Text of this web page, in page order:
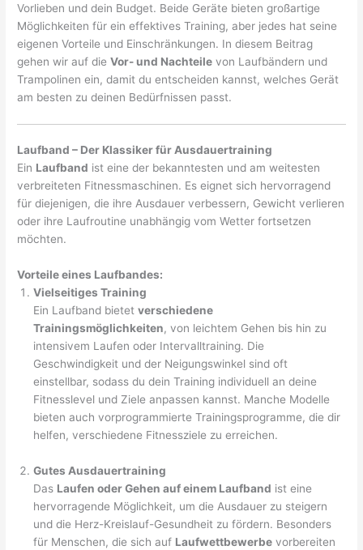
Vorlieben und dein Budget. Beide Geräte bieten großartige
Möglichkeiten für ein effektives Training, aber jedes hat seine
eigenen Vorteile und Einschränkungen. In diesem Beitrag
gehen wir auf dieVor- und Nachteile von Laufbändern und
Trampolinen ein, damit du entscheiden kannst, welches Gerät
am besten zu deinen Bedürfnissen passt.
Laufband – Der Klassiker für Ausdauertraining
Ein Laufband ist eine der bekanntesten und am weitesten
verbreiteten Fitnessmaschinen. Es eignet sich hervorragend
für diejenigen, die ihre Ausdauer verbessern, Gewicht verlieren
oder ihre Laufroutine unabhängig vom Wetter fortsetzen
möchten.
Vorteile eines Laufbandes:
Vielseitiges Training
Ein Laufband bietetverschiedene
Trainingsmöglichkeiten, von leichtem Gehen bis hin zu
intensivem Laufen oder Intervalltraining. Die
Geschwindigkeit und der Neigungswinkel sind oft
einstellbar, sodass du dein Training individuell an deine
Fitnesslevel und Ziele anpassen kannst. Manche Modelle
bieten auch vorprogrammierte Trainingsprogramme, die dir
helfen, verschiedene Fitnessziele zu erreichen.
Gutes Ausdauertraining
Das Laufen oder Gehen auf einem Laufband ist eine
hervorragende Möglichkeit, um die Ausdauer zu steigern
und die Herz-Kreislauf-Gesundheit zu fördern. Besonders
für Menschen, die sich auf Laufwettbewerbe vorbereiten